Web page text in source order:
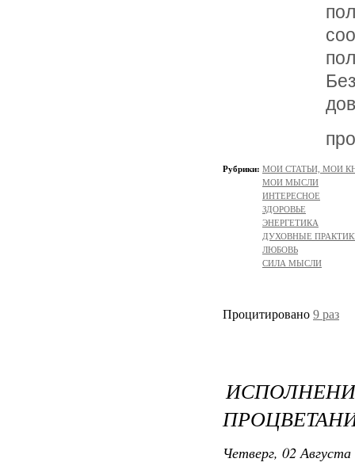
Рубрики: МОИ СТАТЬИ, МОИ
МОИ МЫСЛИ
ИНТЕРЕСНОЕ
ЗДОРОВЬЕ
ЭНЕРГЕТИКА
ДУХОВНЫЕ
ЛЮБОВЬ
СИЛА МЫСЛИ
Процитировано 9 раз
Четверг, 02